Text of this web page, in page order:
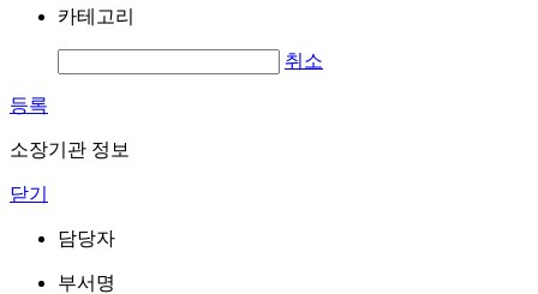
카테고리
취소
등록
소장기관 정보
닫기
담당자
부서명